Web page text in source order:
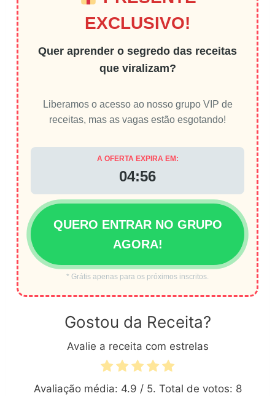
EXCLUSIVO!
Quer aprender o segredo das receitas
que viralizam?
Liberamos o acesso ao nosso grupo VIP de
receitas, mas as vagas estão esgotando!
A OFERTA EXPIRA EM:
04:56
QUERO ENTRAR NO GRUPO
AGORA!
* Grátis apenas para os próximos inscritos.
Gostou da Receita?
Avalie a receita com estrelas
Avaliação média: 4.9 / 5. Total de votos: 8